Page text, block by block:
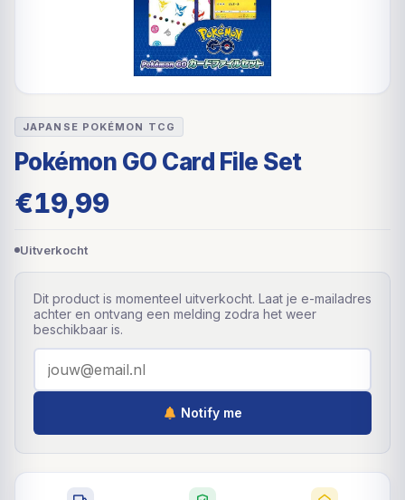
JAPANSE POKÉMON TCG
Pokémon GO Card File Set
€19,99
Uitverkocht
Dit product is momenteel uitverkocht. Laat je e-mailadres
achter en ontvang een melding zodra het weer
beschikbaar is.
Notify me